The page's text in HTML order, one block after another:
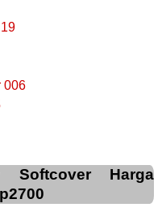
006
Softcover Harga